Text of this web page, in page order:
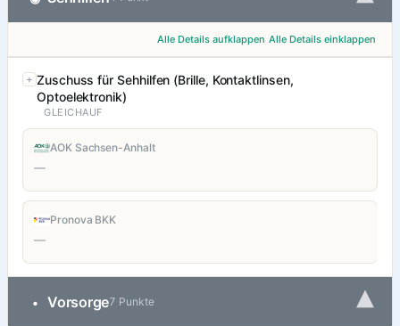
Alle Details aufklappen Alle Details einklappen
Zuschuss für Sehhilfen (Brille, Kontaktlinsen,
Optoelektronik)
GLEICHAUF
AOK Sachsen-Anhalt
—
Pronova BKK
—
• Vorsorge7 Punkte ▾